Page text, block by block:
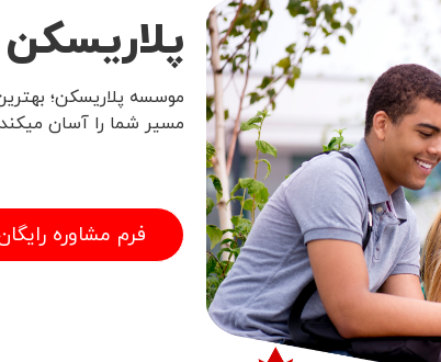
پلاریسکن
موسسه پلاریسکن؛
مسیر شما را آسان
فرم مشاوره